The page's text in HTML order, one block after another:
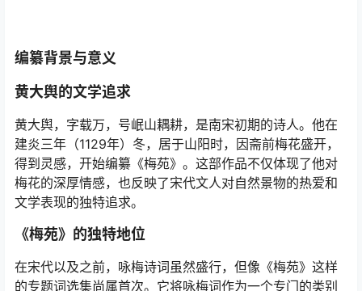
编纂背景与意义
黄大舆的文学追求
黄大舆，字载万，号岷山耦耕，是南宋初期的诗人。他在
建炎三年（1129年）冬，居于山阳时，因斋前梅花盛开，
得到灵感，开始编纂《梅苑》。这部作品不仅体现了他对
梅花的深厚情感，也反映了宋代文人对自然景物的热爱和
文学表现的独特追求。
《梅苑》的独特地位
在宋代以及之前，咏梅诗词虽然盛行，但像《梅苑》这样
的专题词选集尚属首次。它将咏梅词作为一个专门的类别